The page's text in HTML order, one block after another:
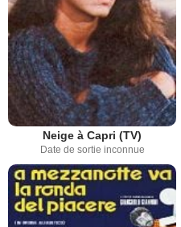
Neige à Capri (TV)
Date de sortie inconnue